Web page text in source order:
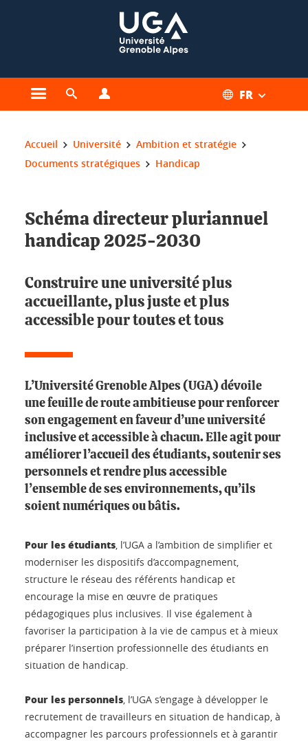
Ouvrir le menu principal
Ouvrir le moteur de recherche FR
Vous êtes ici :
Accueil Université
Ambition et stratégie
Documents stratégiques
Handicap
Schéma directeur pluriannuel
handicap 2025-2030
Construire une université plus
accueillante, plus juste et plus
accessible pour toutes et tous
L’Université Grenoble Alpes (UGA) dévoile
une feuille de route ambitieuse pour renforcer
son engagement en faveur d’une université
inclusive et accessible à chacun. Elle agit pour
améliorer l’accueil des étudiants, soutenir ses
personnels et rendre plus accessible
l’ensemble de ses environnements, qu’ils
soient numériques ou bâtis.
Pour les étudiants, l’UGA a l’ambition de simplifier et
moderniser les dispositifs d’accompagnement,
structure le réseau des référents handicap et
encourage la mise en œuvre de pratiques
pédagogiques plus inclusives. Il vise également à
favoriser la participation à la vie de campus et à mieux
préparer l’insertion professionnelle des étudiants en
situation de handicap.
Pour les personnels, l’UGA s’engage à développer le
recrutement de travailleurs en situation de handicap, à
accompagner les parcours professionnels et à garantir